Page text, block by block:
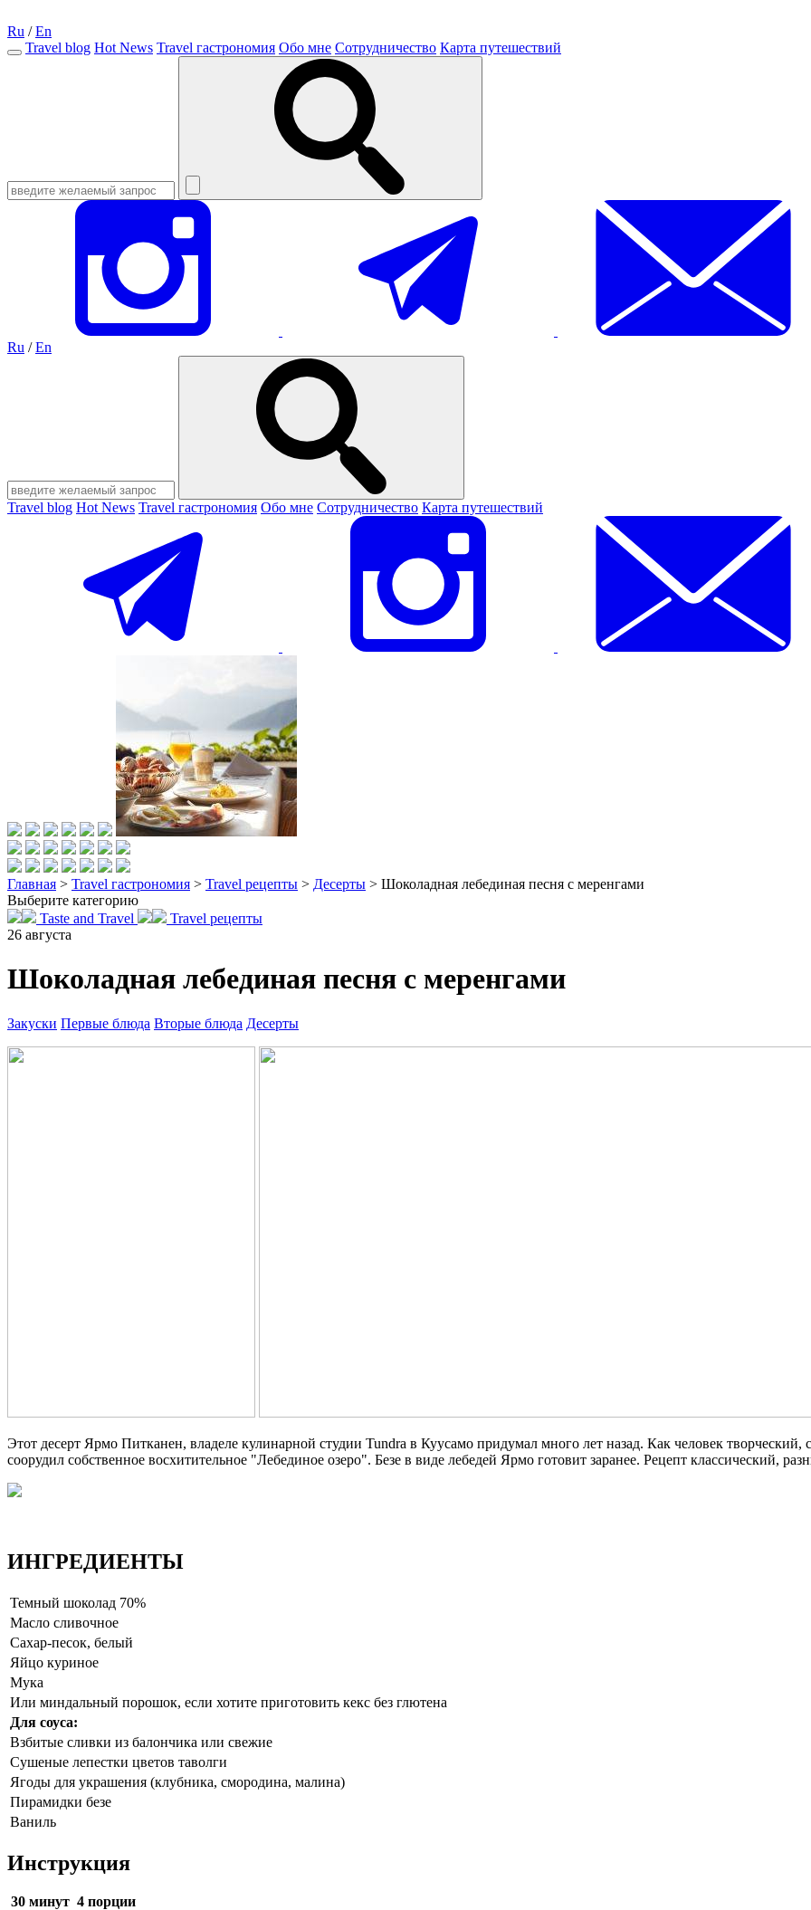
Ru /En
Travel blog Hot News Travel гастрономия Обо мне Сотрудничество Карта путешествий
Ru /En
Travel blog Hot News Travel гастрономия Обо мне Сотрудничество Карта путешествий
Главная > Travel гастрономия > Travel рецепты > Десерты > Шоколадная лебединая песня с меренгами
Выберите категорию
Taste and Travel
Travel рецепты
26 августа
Шоколадная лебединая песня с меренгами
Закуски Первые блюда Вторые блюда Десерты
Этот десерт Ярмо Питканен, владеле кулинарной студии Tundra в Куусамо придумал много лет назад. Как человек творческий,
соорудил собственное восхитительное "Лебединое озеро". Безе в виде лебедей Ярмо готовит заранее. Рецепт классический,
ИНГРЕДИЕНТЫ
Темный шоколад 70%
Масло сливочное
Сахар-песок, белый
Яйцо куриное
Мука
Или миндальный порошок, если хотите приготовить кекс без глютена
Для соуса:
Взбитые сливки из балончика или свежие
Сушеные лепестки цветов таволги
Ягоды для украшения (клубника, смородина, малина)
Пирамидки безе
Ваниль
Инструкция
30 минут 4 порции